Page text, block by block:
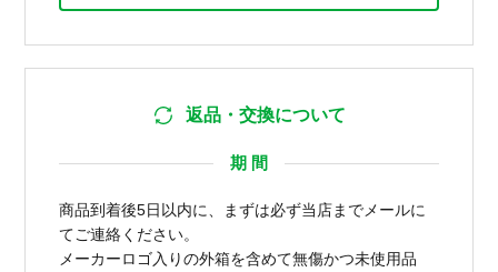
返品・交換について
期 間
商品到着後5日以内に、まずは必ず当店までメールに
てご連絡ください。
メーカーロゴ入りの外箱を含めて無傷かつ未使用品